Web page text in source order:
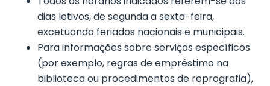
dias letivos, de segunda a sexta-feira,
excetuando feriados nacionais e municipais.
Para informações sobre serviços específicos
(por exemplo, regras de empréstimo na
biblioteca ou procedimentos de reprografia),